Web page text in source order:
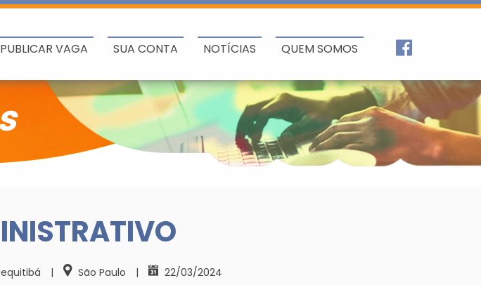
PUBLICAR VAGA SUA CONTA NOTÍCIAS QUEM SOMOS
| São Paulo | 22/03/2024